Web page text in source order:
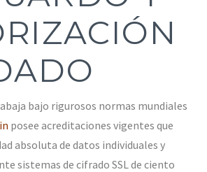
bajo rigurosos normas mundiales
posee acreditaciones vigentes que
absoluta de datos individuales y
sistemas de cifrado SSL de ciento